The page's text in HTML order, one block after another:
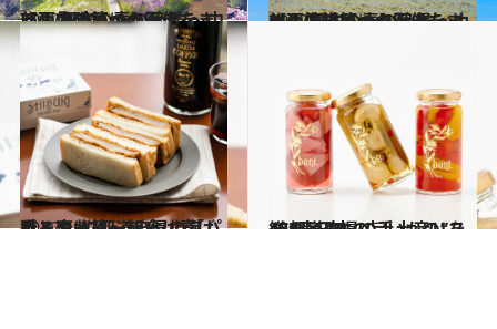
2022.4.15
【画像】いつか行きたい！ 日本の春の絶景 ～中部・北陸篇～の画像をまとめてチェック
旅＆お出かけ 2022.4.13
【画像】いつか行きたい！ 日本の春の絶景 ～九州・沖縄篇～の画像をまとめてチェック
旅＆お出かけ
2022.1.31
手みやげに、朝食に喜ばれる！ 47都道府県の「パンとコーヒー」 ～北海道・東北篇～
グルメ 2021.1.18
47都道府県の手土産リスト “東日本の旨いもの”を総まとめ
グルメ